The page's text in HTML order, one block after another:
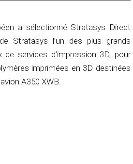
a sélectionné Stratasys Direct
Stratasys l’un des plus grands
de services d’impression 3D, pour
imprimées en 3D destinées
A350 XWB.